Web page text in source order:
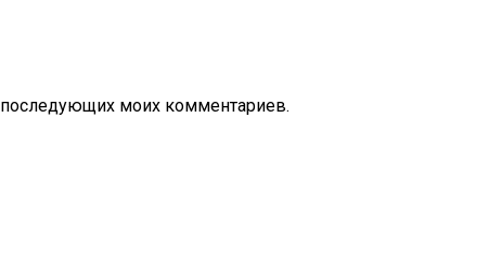
последующих моих комментариев.